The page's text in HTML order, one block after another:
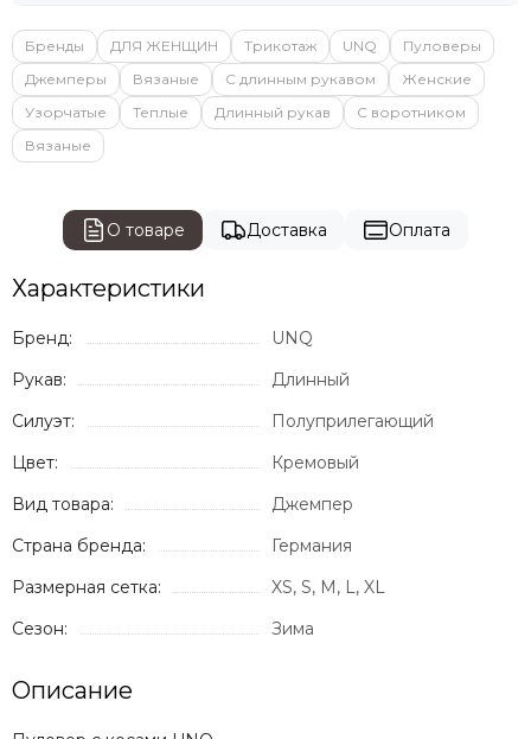
Бренды ДЛЯ ЖЕНЩИН Трикотаж UNQ
Пуловеры
Джемперы
Вязаные С длинным рукавом
Женские
Узорчатые
Теплые Длинный рукав
С воротником
Вязаные
О товаре Доставка Оплата
Характеристики
Бренд:
UNQ
Рукав:
Длинный
Силуэт:
Полуприлегающий
Цвет:
Кремовый
Вид товара:
Джемпер
Страна бренда:
Германия
Размерная сетка:
XS, S, M, L, XL
Сезон:
Зима
Описание